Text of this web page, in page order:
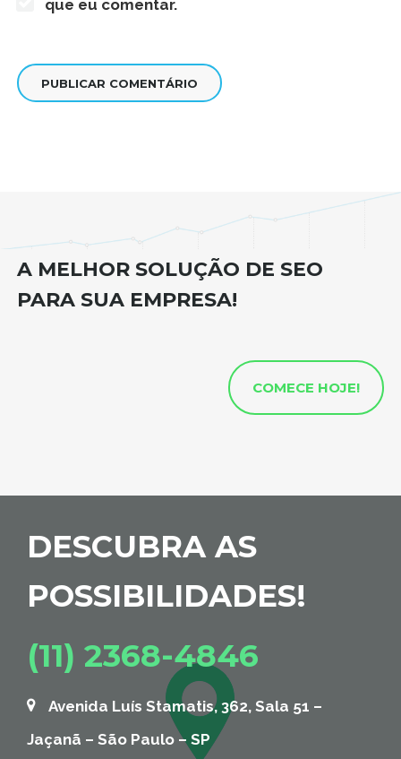
que eu comentar.
A MELHOR SOLUÇÃO DE SEO
PARA SUA EMPRESA!
COMECE HOJE!
DESCUBRA AS
POSSIBILIDADES!
(11) 2368-4846
Avenida Luís Stamatis, 362, Sala 51 –
Jaçanã – São Paulo – SP